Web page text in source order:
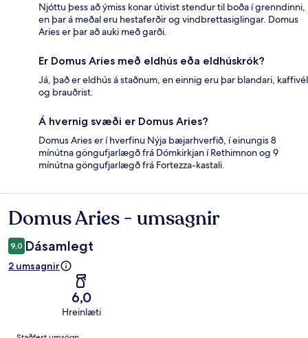
Njóttu þess að ýmiss konar útivist stendur til boða í grenndinni,
en þar á meðal eru hestaferðir og vindbrettasiglingar. Domus
Aries er þar að auki með garði.
Er Domus Aries með eldhús eða eldhúskrók?
Já, það er eldhús á staðnum, en einnig eru þar blandari, kaffivél
og brauðrist.
Á hvernig svæði er Domus Aries?
Domus Aries er í hverfinu Nýja bæjarhverfið, í einungis 8
mínútna göngufjarlægð frá Dómkirkjan í Rethimnon og 9
mínútna göngufjarlægð frá Fortezza-kastali.
Umsagnir
Domus Aries - umsagnir
9,0 Dásamlegt
2 umsagnir
6,0
Hreinlæti
Umsagnir